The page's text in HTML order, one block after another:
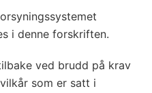
i denne forskriften.
ved brudd på krav
som er satt i